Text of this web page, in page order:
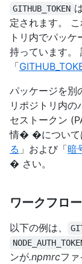
GITHUB_TOKEN
定されます。
トリ内でパッ
持っています
「
パッケージを
リポジトリ内の
セストークン
情� �について
る 」および「暗
� さい。
ワークフロ
以下の例は、
ンが.npmrcフ